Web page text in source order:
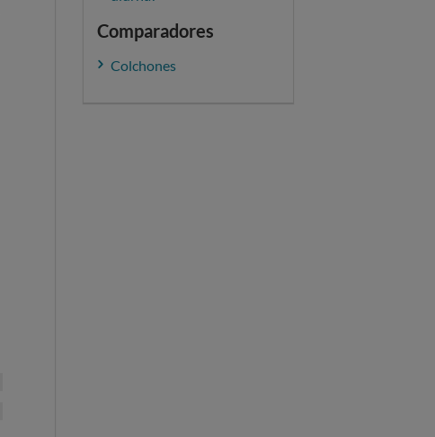
Comparadores
Colchones